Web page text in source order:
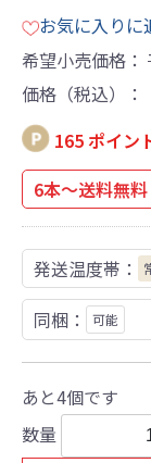
お気に入りに
希望小売価格：
価格（税込）：
165 ポイン
6本～送料無料
発送温度帯：
同梱： 可能
あと4個です
数量